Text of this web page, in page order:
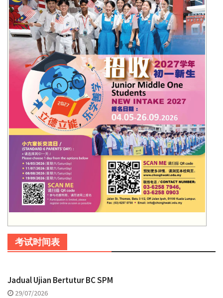
考试时间表
Jadual Ujian Bertutur BC SPM
29/07/2026